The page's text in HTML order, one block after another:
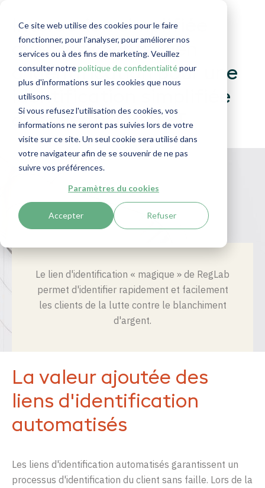
Ce site web utilise des cookies pour le faire
fonctionner, pour l'analyser, pour améliorer nos
services ou à des fins de marketing. Veuillez
consulter notrepolitique de confidentialitépour
plus d'informations sur les cookies que nous
utilisons.
Si vous refusez l'utilisation des cookies, vos
informations ne seront pas suivies lors de votre
visite sur ce site. Un seul cookie sera utilisé dans
votre navigateur afin de se souvenir de ne pas
suivre vos préférences.
Paramètres du cookies
Accepter Refuser
Interaction simplifiée
avec les clients : lien
d'identification pour une
identification simplifiée
des clients LBC/FT
Le lien d'identification « magique » de RegLab
permet d'identifier rapidement et facilement
les clients de la lutte contre le blanchiment
d'argent.
La valeur ajoutée des
liens d'identification
automatisés
Les liens d'identification automatisés garantissent un
processus d'identification du client sans faille. Lors de la